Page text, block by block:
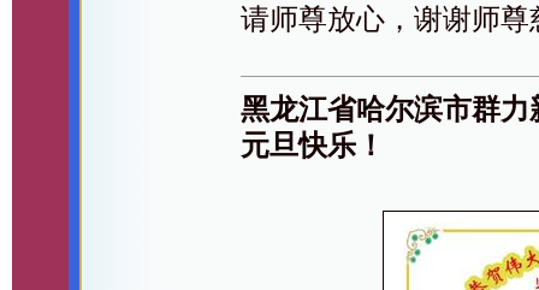
请师尊放心，谢谢师尊
黑龙江省哈尔滨市群
元旦快乐！